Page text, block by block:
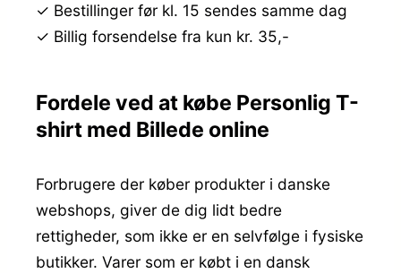
✓ Bestillinger før kl. 15 sendes samme dag
✓ Billig forsendelse fra kun kr. 35,-
Fordele ved at købe Personlig T-
shirt med Billede online
Forbrugere der køber produkter i danske
webshops, giver de dig lidt bedre
rettigheder, som ikke er en selvfølge i fysiske
butikker. Varer som er købt i en dansk